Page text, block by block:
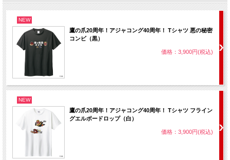
NEW
鷹の爪20周年！アジャコング40周年！ Tシャツ 悪の秘密
コンビ（黒）
価格：3,900円(税込)
NEW
鷹の爪20周年！アジャコング40周年！ Tシャツ フライン
グエルボードロップ（白）
価格：3,900円(税込)